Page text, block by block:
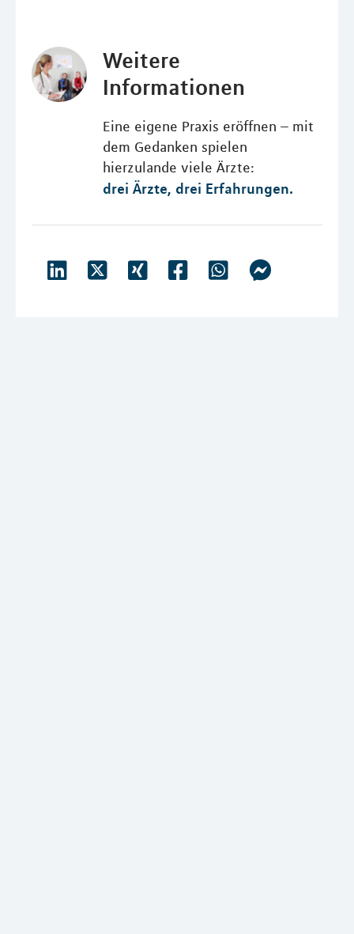
Weitere
Informationen
Eine eigene Praxis eröffnen – mit
dem Gedanken spielen
hierzulande viele Ärzte:
drei Ärzte, drei Erfahrungen.